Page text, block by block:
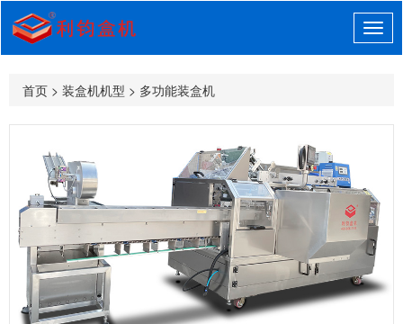
首页 > 装盒机机型 > 多功能装盒机